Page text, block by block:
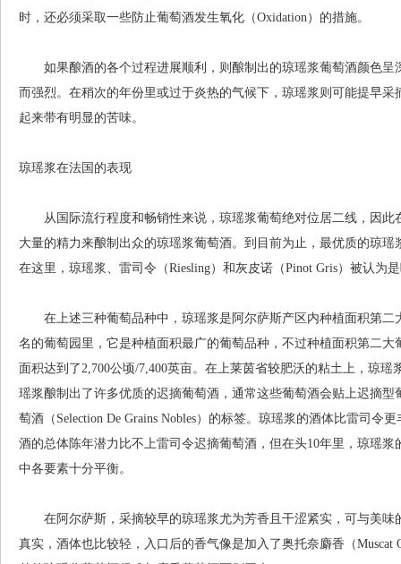
时，还必须采取一些防止葡萄酒发生氧化（Oxidation）的措施。
如果酿酒的各个过程进展顺利，则酿制出的琼瑶浆葡萄酒颜色呈
而强烈。在稍次的年份里或过于炎热的气候下，琼瑶浆则可能提早
起来带有明显的苦味。
琼瑶浆在法国的表现
从国际流行程度和畅销性来说，琼瑶浆葡萄绝对位居二线，因此
大量的精力来酿制出众的琼瑶浆葡萄酒。到目前为止，最优质的琼
在这里，琼瑶浆、雷司令（Riesling）和灰皮诺（Pinot Gris）被认为
在上述三种葡萄品种中，琼瑶浆是阿尔萨斯产区内种植面积第二
名的葡萄园里，它是种植面积最广的葡萄品种，不过种植面积第二
面积达到了2,700公顷/7,400英亩。在上莱茵省较肥沃的粘土上，琼
瑶浆酿制出了许多优质的迟摘葡萄酒，通常这些葡萄酒会贴上迟摘型
萄酒（Selection De Grains Nobles）的标签。琼瑶浆的酒体比雷司令
酒的总体陈年潜力比不上雷司令迟摘葡萄酒，但在头10年里，琼瑶
中各要素十分平衡。
在阿尔萨斯，采摘较早的琼瑶浆尤为芳香且干涩紧实，可与美味
真实，酒体也比较轻，入口后的香气像是加入了奥托奈麝香（